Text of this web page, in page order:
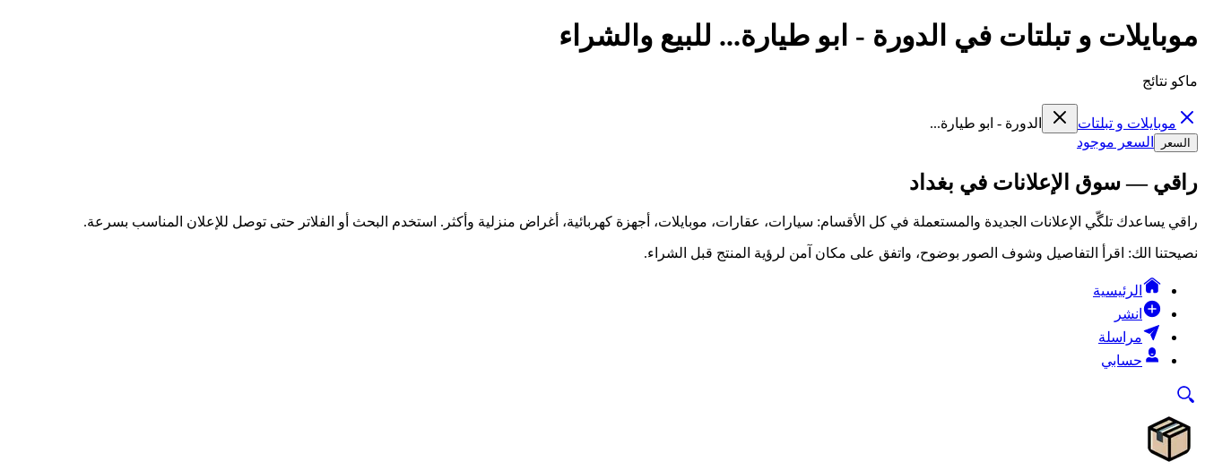
موبايلات و تبلتات في الدورة - ابو طيارة... للبيع والشراء
ماكو نتائج
موبايلات و تبلتات الدورة - ابو طيارة...
السعر السعر موجود
راقي — سوق الإعلانات في بغداد
راقي يساعدك تلگّي الإعلانات الجديدة والمستعملة في كل الأقسام: سيارات، عقارات، موبايلات، أجهزة كهربائية، أغراض منزلية وأكثر. استخدم البحث أو الفلاتر حتى توصل للإعلان المناسب بسرعة.
نصيحتنا الك: اقرأ التفاصيل وشوف الصور بوضوح، واتفق على مكان آمن لرؤية المنتج قبل الشراء.
الرئيسية
انشر
مراسلة
حسابي